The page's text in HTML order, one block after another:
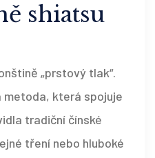
shiatsu
„prstový tlak“.
která spojuje
tradiční čínské
tření nebo hluboké